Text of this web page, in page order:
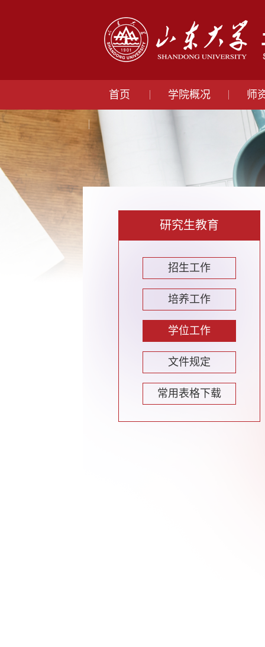
首页 学院概况 师
研究生教育
招生工作
培养工作
学位工作
文件规定
常用表格下载